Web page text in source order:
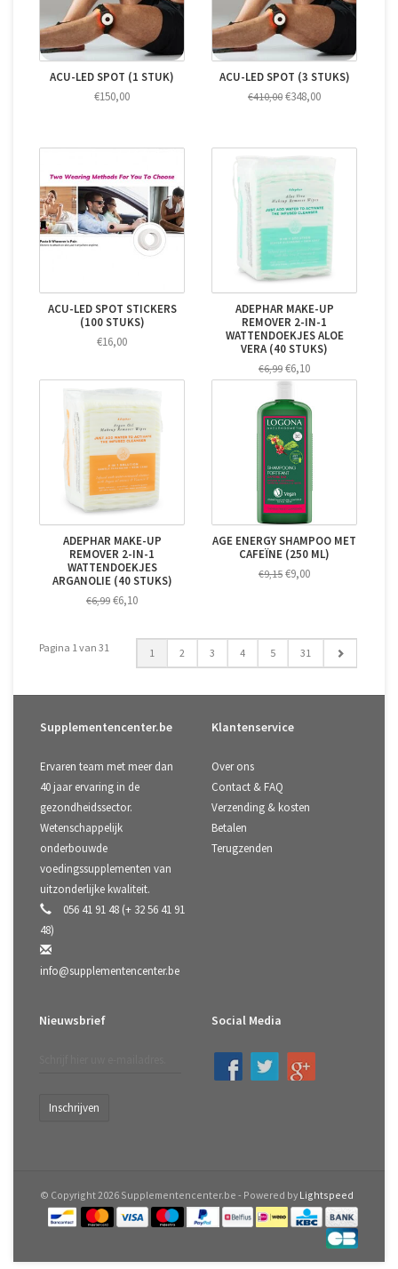
ACU-LED SPOT (1 STUK)
€150,00
ACU-LED SPOT (3 STUKS)
€410,00 €348,00
ACU-LED SPOT STICKERS
(100 STUKS)
€16,00
ADEPHAR MAKE-UP
REMOVER 2-IN-1
WATTENDOEKJES ALOE
VERA (40 STUKS)
€6,99 €6,10
ADEPHAR MAKE-UP
REMOVER 2-IN-1
WATTENDOEKJES
ARGANOLIE (40 STUKS)
€6,99 €6,10
AGE ENERGY SHAMPOO MET
CAFEÏNE (250 ML)
€9,15 €9,00
Pagina 1 van 31 1 2 3 4 5 31
Supplementencenter.be
Ervaren team met meer dan
40 jaar ervaring in de
gezondheidssector.
Wetenschappelijk
onderbouwde
voedingssupplementen van
uitzonderlijke kwaliteit.
056 41 91 48 (+ 32 56 41 91
48)
info@supplementencenter.be
Klantenservice
Over ons
Contact & FAQ
Verzending & kosten
Betalen
Terugzenden
Nieuwsbrief
Inschrijven
Social Media
© Copyright 2026 Supplementencenter.be - Powered by Lightspeed